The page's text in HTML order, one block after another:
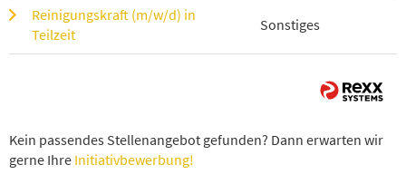
Reinigungskraft (m/w/d) in
Teilzeit
Sonstiges
Kein passendes Stellenangebot gefunden? Dann erwarten wir
gerne Ihre Initiativbewerbung!